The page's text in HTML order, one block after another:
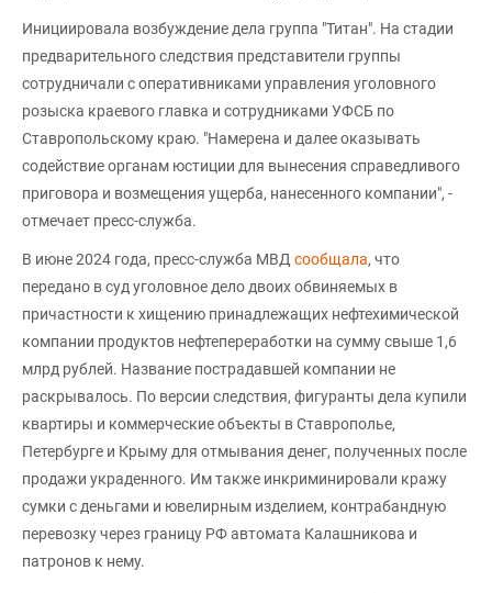
Инициировала возбуждение дела группа "Титан". На стадии
предварительного следствия представители группы
сотрудничали с оперативниками управления уголовного
розыска краевого главка и сотрудниками УФСБ по
Ставропольскому краю. "Намерена и далее оказывать
содействие органам юстиции для вынесения справедливого
приговора и возмещения ущерба, нанесенного компании", -
отмечает пресс-служба.
В июне 2024 года, пресс-служба МВД сообщала, что
передано в суд уголовное дело двоих обвиняемых в
причастности к хищению принадлежащих нефтехимической
компании продуктов нефтепереработки на сумму свыше 1,6
млрд рублей. Название пострадавшей компании не
раскрывалось. По версии следствия, фигуранты дела купили
квартиры и коммерческие объекты в Ставрополье,
Петербурге и Крыму для отмывания денег, полученных после
продажи украденного. Им также инкриминировали кражу
сумки с деньгами и ювелирным изделием, контрабандную
перевозку через границу РФ автомата Калашникова и
патронов к нему.